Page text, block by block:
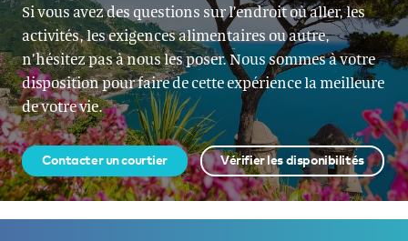
Si vous avez des questions sur l’endroit où aller, les
activités, les exigences alimentaires ou autre,
n’hésitez pas à nous les poser. Nous sommes à votre
disposition pour faire de cette expérience la meilleure
de votre vie.
Contacter un courtier Vérifier les disponibilités